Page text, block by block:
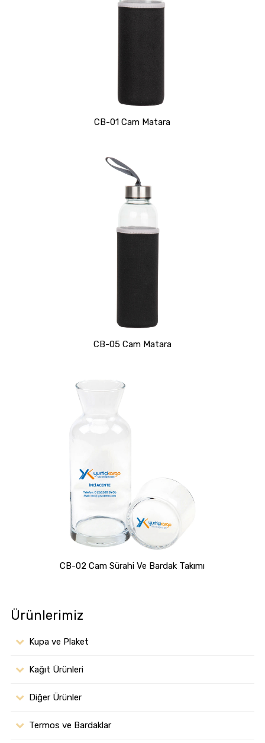
CB-01 Cam Matara
CB-05 Cam Matara
CB-02 Cam Sürahi Ve Bardak Takımı
Ürünlerimiz
Kupa ve Plaket
Kağıt Ürünleri
Diğer Ürünler
Termos ve Bardaklar